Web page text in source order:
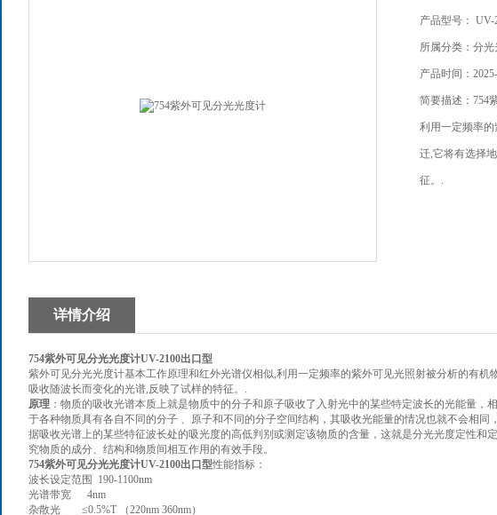
产品型号： UV-
所属分类：分光
产品时间：
简要描述：754
利用一定频率
迁,它将有选择
征。.
详情介绍
754紫外可见分光光度计UV-2100出口型
紫外可见分光光度计基本工作原理和红外光谱仪相似,利用一定频率的紫外可见光照射被分析的有机
吸收随波长而变化的光谱,反映了试样的特征。.
原理 ：物质的吸收光谱本质上就是物质中的分子和原子吸收了入射光中的某些特定波长的光能量，
于各种物质具有各自不同的分子 、原子和不同的分子空间结构，其吸收光能量的情况也就不会相
据吸收光谱上的某些特征波长处的吸光度的高低判别或测定该物质的含量，这就是分光光度定性和
究物质的成分、结构和物质间相互作用的有效手段。
754紫外可见分光光度计UV-2100出口型性能指标：
波长设定范围 190-1100nm
光谱带宽 4nm
杂散光 ≤0.5%T （220nm 360nm）